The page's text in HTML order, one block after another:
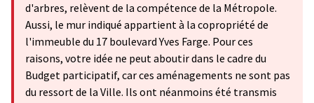
d'arbres, relèvent de la compétence de la Métropole.
Aussi, le mur indiqué appartient à la copropriété de
l'immeuble du 17 boulevard Yves Farge. Pour ces
raisons, votre idée ne peut aboutir dans le cadre du
Budget participatif, car ces aménagements ne sont pas
du ressort de la Ville. Ils ont néanmoins été transmis